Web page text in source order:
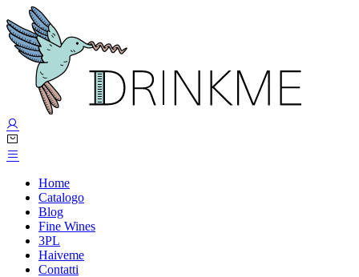
Home
Catalogo
Blog
Fine Wines
3PL
Haiveme
Contatti